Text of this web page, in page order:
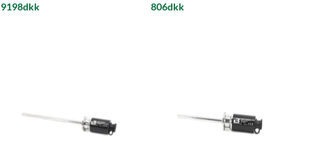
9198dkk 806dkk